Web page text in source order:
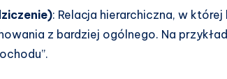
: Relacja hierarchiczna, w
z bardziej ogólnego. Na